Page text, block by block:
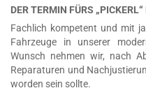
DER TERMIN FÜRS
Fachlich kompetent und mit
Fahrzeuge in unserer
Wunsch nehmen wir, nach
Reparaturen und
worden sein sollte.